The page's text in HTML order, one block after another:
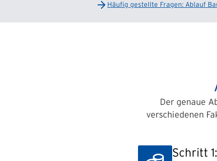
Häufig gestellte Fragen: Ablauf
Der genaue
verschiedenen
Schritt